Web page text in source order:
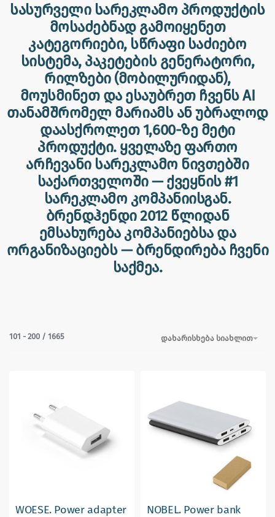
სასურველი სარეკლამო პროდუქტის
მოსაძებნად გამოიყენეთ
კატეგორიები, სწრაფი საძიებო
სისტემა, პაკეტების გენერატორი,
რილზები (მობილურიდან),
მოუსმინეთ და ესაუბრეთ ჩვენს AI
თანამშრომელ მარიამს ან უბრალოდ
დაასქროლეთ 1,600-ზე მეტი
პროდუქტი. ყველაზე ფართო
არჩევანი სარეკლამო ნივთებში
საქართველოში — ქვეყნის #1
სარეკლამო კომპანიისგან.
ბრენდჰენდი 2012 წლიდან
ემსახურება კომპანიებსა და
ორგანიზაციებს — ბრენდირება ჩვენი
საქმეა.
101 - 200 / 1665 დახარისხება სიახლით
WOESE. Power adapter
NOBEL. Power bank